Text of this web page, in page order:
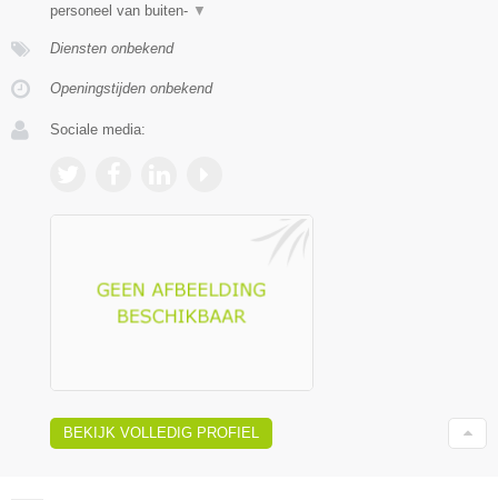
personeel van buiten- ▼
Diensten onbekend
Openingstijden onbekend
Sociale media:
BEKIJK VOLLEDIG PROFIEL